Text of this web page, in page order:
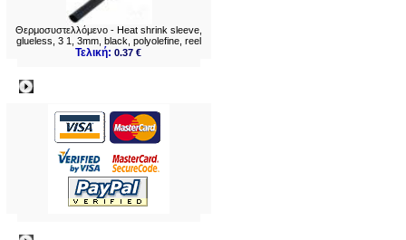
Θερμοσυστελλόμενo - Heat shrink sleeve,
glueless, 3 1, 3mm, black, polyolefine, reel
Τελική:0.37 €